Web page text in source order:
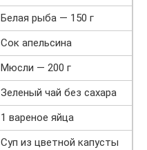
Белая рыба — 150 г
Сок апельсина
Мюсли — 200 г
Зеленый чай без сахара
1 вареное яйца
Суп из цветной капусты